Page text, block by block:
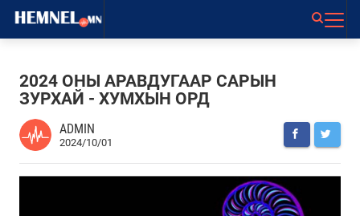
2024 ОНЫ АРАВДУГААР САРЫН
ЗУРХАЙ - ХУМХЫН ОРД
ADMIN
2024/10/01